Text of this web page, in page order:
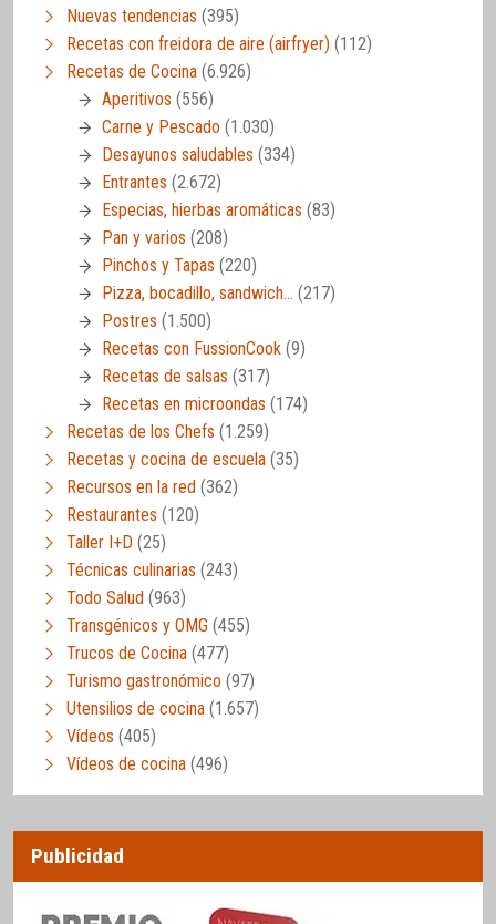
Nuevas tendencias (395)
Recetas con freidora de aire (airfryer) (112)
Recetas de Cocina (6.926)
Aperitivos (556)
Carne y Pescado (1.030)
Desayunos saludables (334)
Entrantes (2.672)
Especias, hierbas aromáticas (83)
Pan y varios (208)
Pinchos y Tapas (220)
Pizza, bocadillo, sandwich… (217)
Postres (1.500)
Recetas con FussionCook (9)
Recetas de salsas (317)
Recetas en microondas (174)
Recetas de los Chefs (1.259)
Recetas y cocina de escuela (35)
Recursos en la red (362)
Restaurantes (120)
Taller I+D (25)
Técnicas culinarias (243)
Todo Salud (963)
Transgénicos y OMG (455)
Trucos de Cocina (477)
Turismo gastronómico (97)
Utensilios de cocina (1.657)
Vídeos (405)
Vídeos de cocina (496)
Publicidad